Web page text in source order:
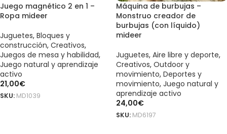
Juego magnético 2 en 1 –
Ropa mideer
Juguetes, Bloques y
construcción, Creativos,
Juegos de mesa y habilidad,
Juego natural y aprendizaje
activo
21,00€
SKU: MD1039
Máquina de burbujas –
Monstruo creador de
burbujas (con líquido)
mideer
Juguetes, Aire libre y deporte,
Creativos, Outdoor y
movimiento, Deportes y
movimiento, Juego natural y
aprendizaje activo
24,00€
SKU: MD6197